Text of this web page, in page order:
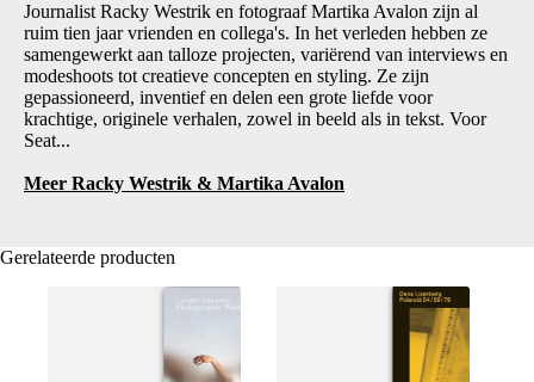
Journalist Racky Westrik en fotograaf Martika Avalon zijn al
ruim tien jaar vrienden en collega's. In het verleden hebben ze
samengewerkt aan talloze projecten, variërend van interviews en
modeshoots tot creatieve concepten en styling. Ze zijn
gepassioneerd, inventief en delen een grote liefde voor
krachtige, originele verhalen, zowel in beeld als in tekst. Voor
Seat...
Meer Racky Westrik & Martika Avalon
Gerelateerde producten